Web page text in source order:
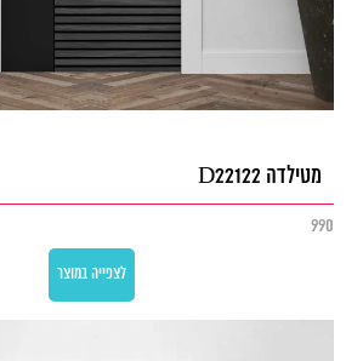
מטילדה D22122
990
לצפייה במוצר